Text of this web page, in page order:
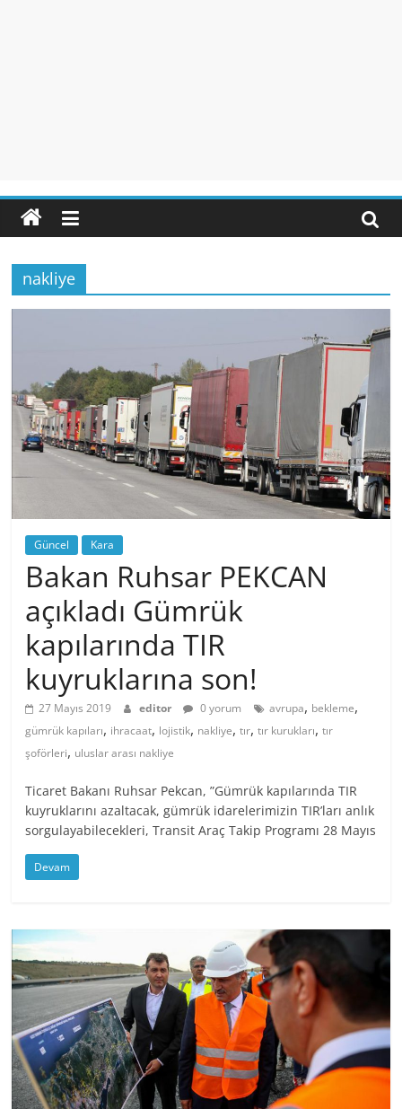
nakliye
Güncel Kara
Bakan Ruhsar PEKCAN
açıkladı Gümrük
kapılarında TIR
kuyruklarına son!
27 Mayıs 2019 editor 0 yorum avrupa, bekleme,
gümrük kapıları, ihracaat, lojistik, nakliye,tır,tır kurukları,tır
şoförleri, uluslar arası nakliye
Ticaret Bakanı Ruhsar Pekcan, ”Gümrük kapılarında TIR
kuyruklarını azaltacak, gümrük idarelerimizin TIR’ları anlık
sorgulayabilecekleri, Transit Araç Takip Programı 28 Mayıs
Devam